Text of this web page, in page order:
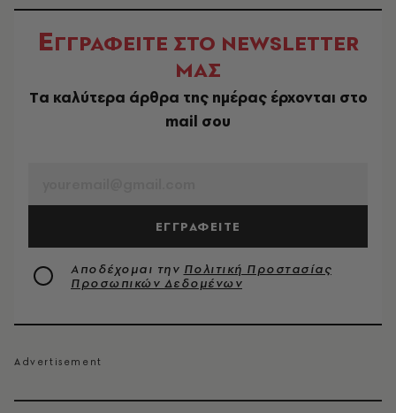
ΕΓΓΡΑΦΕΙΤΕ ΣΤΟ NEWSLETTER
ΜΑΣ
Tα καλύτερα άρθρα της ημέρας έρχονται στο
mail σου
ΕΓΓΡΑΦΕΙΤΕ
Αποδέχομαι την Πολιτική Προστασίας
Προσωπικών Δεδομένων